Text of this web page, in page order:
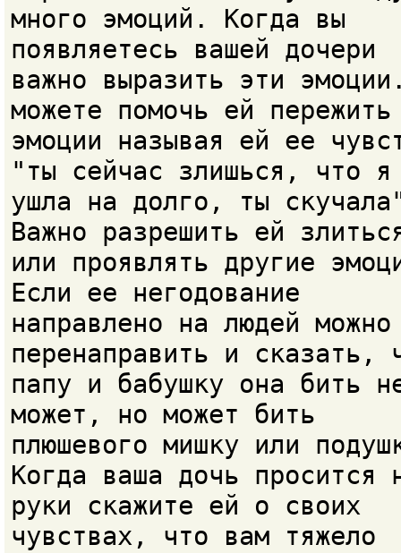
много эмоций. Когда вы
появляетесь вашей дочери
важно выразить эти
можете помочь ей
эмоции называя ей ее
"ты сейчас злишься, что я
ушла на долго, ты
Важно разрешить ей
или проявлять другие
Если ее негодование
направлено на людей
перенаправить и сказать,
папу и бабушку она бить
может, но может бить
плюшевого мишку или
Когда ваша дочь просится
руки скажите ей о своих
чувствах, что вам тяжело